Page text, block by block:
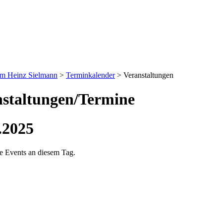
Heinz Sielmann > Terminkalender> Veranstaltungen
Termine
Events an diesem Tag.